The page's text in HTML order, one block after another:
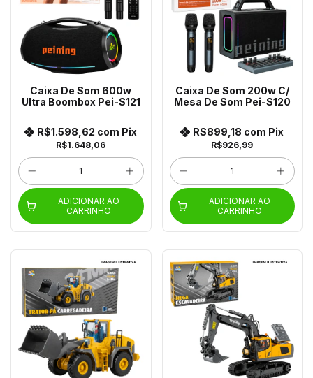
Caixa De Som 600w
Ultra Boombox Pei-S121
R$1.648,06
R$1.598,62 com Pix
ADICIONAR AO
CARRINHO
Caixa De Som 200w C/
Mesa De Som Pei-S120
R$926,99
R$899,18 com Pix
ADICIONAR AO
CARRINHO